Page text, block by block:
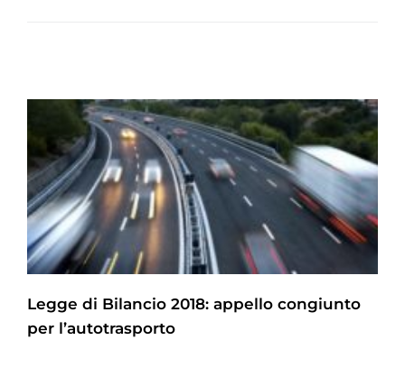
Legge di Bilancio 2018: appello congiunto
per l’autotrasporto